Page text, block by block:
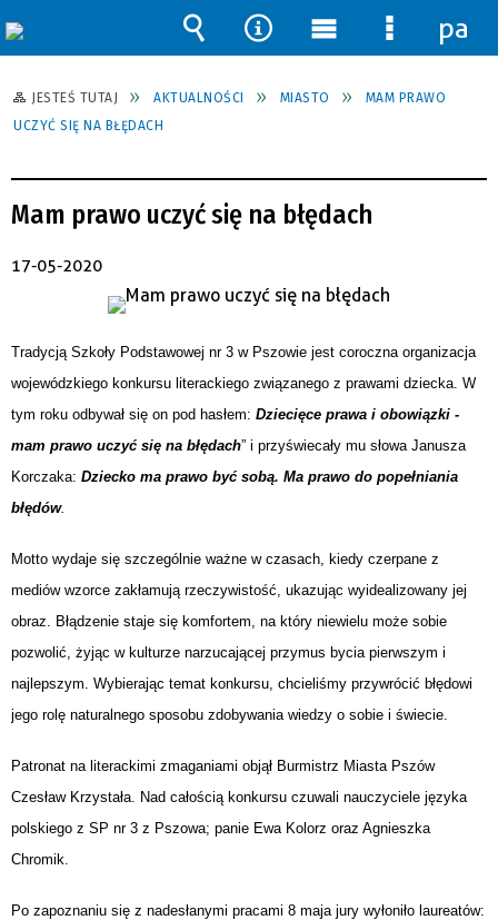
JESTEŚ TUTAJ AKTUALNOŚCI MIASTO
MAM PRAWO
UCZYĆ SIĘ NA BŁĘDACH
Mam prawo uczyć się na błędach
17-05-2020
Tradycją Szkoły Podstawowej nr 3 w Pszowie jest coroczna organizacja
wojewódzkiego konkursu literackiego związanego z prawami dziecka. W
tym roku odbywał się on pod hasłem: Dziecięce prawa i obowiązki -
mam prawo uczyć się na błędach” i przyświecały mu słowa Janusza
Korczaka: Dziecko ma prawo być sobą. Ma prawo do popełniania
błędów.
Motto wydaje się szczególnie ważne w czasach, kiedy czerpane z
mediów wzorce zakłamują rzeczywistość, ukazując wyidealizowany jej
obraz. Błądzenie staje się komfortem, na który niewielu może sobie
pozwolić, żyjąc w kulturze narzucającej przymus bycia pierwszym i
najlepszym. Wybierając temat konkursu, chcieliśmy przywrócić błędowi
jego rolę naturalnego sposobu zdobywania wiedzy o sobie i świecie.
Patronat na literackimi zmaganiami objął Burmistrz Miasta Pszów
Czesław Krzystała. Nad całością konkursu czuwali nauczyciele języka
polskiego z SP nr 3 z Pszowa; panie Ewa Kolorz oraz Agnieszka
Chromik.
Po zapoznaniu się z nadesłanymi pracami 8 maja jury wyłoniło laureatów:
Wyszukiwarka
Narzędzia
Menu
główne
Menu